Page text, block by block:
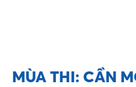
MÙA THI: CẦN